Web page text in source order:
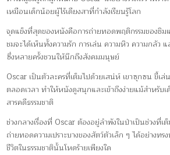
เหมือนเด็กน้อยผู้ไร้เดียงสาที่กำลังเรียนรู้โลก
จุดแข็งที่สุดของหนังคือการถ่ายทอดพฤติกรรมของชิ
ชมจะได้เห็นทั้งความรัก การเล่น ความหิว ความกลัว แ
ซึ่งหลายครั้งชวนให้นึกถึงสังคมมนุษย์
Oscar เป็นตัวละครที่เต็มไปด้วยเสน่ห์ เขาซุกซน ขี้เ
ตลอดเวลา ทำให้หนังดูสนุกและเข้าถึงง่ายแม้สำหรับ
สารคดีธรรมชาติ
ช่วงกลางเรื่องที่ Oscar ต้องอยู่ลำพังในป่าเป็นช่วงที่
ถ่ายทอดความเปราะบางของสัตว์ตัวเล็ก ๆ ได้อย่างท
ชีวิตในธรรมชาตินั้นโหดร้ายเพียงใด